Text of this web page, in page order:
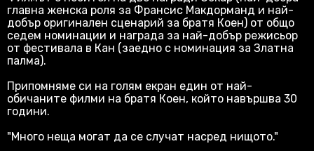
главна женска роля за Франсис Макдорманд и най-
добър оригинален сценарий за братя Коен) от общо
седем номинации и награда за най-добър режисьор
от фестивала в Кан (заедно с номинация за Златна
палма).
Припомняме си на голям екран един от най-
обичаните филми на братя Коен, който навършва 30
години.
"Много неща могат да се случат насред нищото."